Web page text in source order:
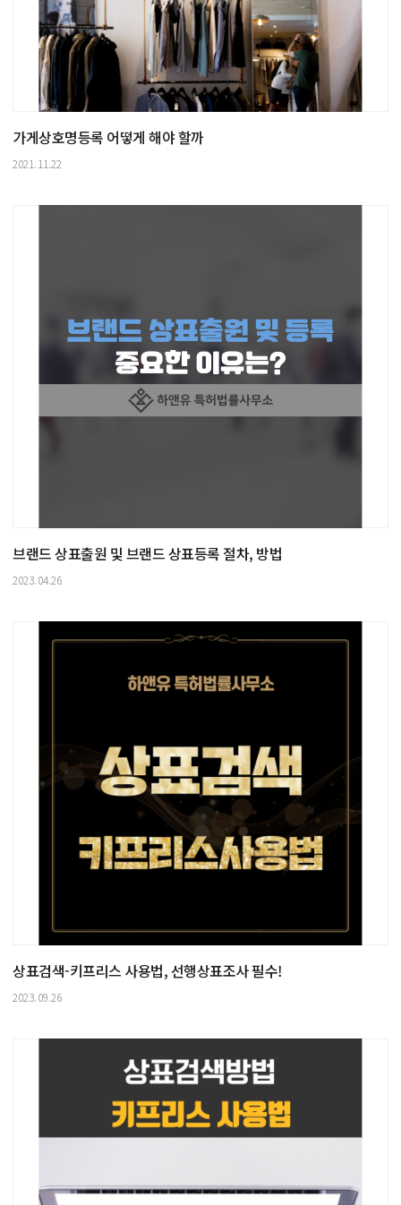
가게상호명등록 어떻게 해야 할까
2021.11.22
브랜드 상표출원 및 브랜드 상표등록 절차, 방법
2023.04.26
상표검색-키프리스 사용법, 선행상표조사 필수!
2023.09.26